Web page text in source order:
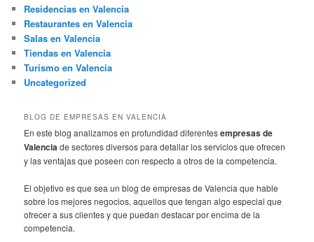
Residencias en Valencia
Restaurantes en Valencia
Salas en Valencia
Tiendas en Valencia
Turismo en Valencia
Uncategorized
BLOG DE EMPRESAS EN VALENCIA
En este blog analizamos en profundidad diferentesempresas de
Valenciade sectores diversos para detallar los servicios que ofrecen
y las ventajas que poseen con respecto a otros de la competencia.
El objetivo es que sea un blog de empresas de Valencia que hable
sobre los mejores negocios, aquellos que tengan algo especial que
ofrecer a sus clientes y que puedan destacar por encima de la
competencia.